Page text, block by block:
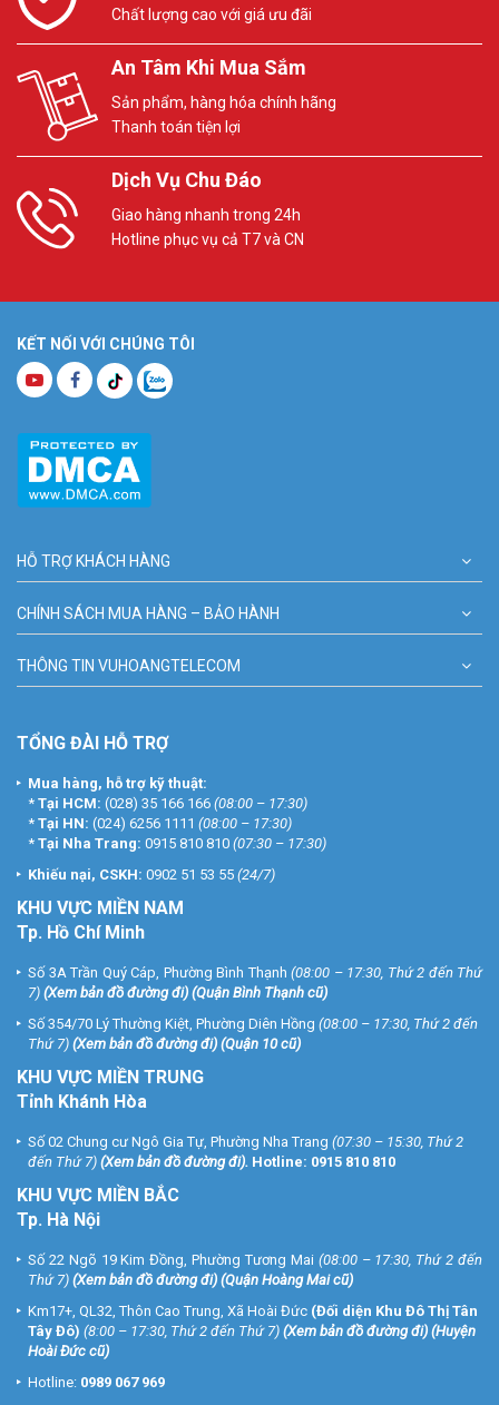
Chất lượng cao với giá ưu đãi
An Tâm Khi Mua Sắm
Sản phẩm, hàng hóa chính hãng
Thanh toán tiện lợi
Dịch Vụ Chu Đáo
Giao hàng nhanh trong 24h
Hotline phục vụ cả T7 và CN
KẾT NỐI VỚI CHÚNG TÔI
HỖ TRỢ KHÁCH HÀNG
CHÍNH SÁCH MUA HÀNG – BẢO HÀNH
THÔNG TIN VUHOANGTELECOM
TỔNG ĐÀI HỖ TRỢ
Mua hàng, hỗ trợ kỹ thuật:
* Tại HCM: (028) 35 166 166 (08:00 – 17:30)
* Tại HN: (024) 6256 1111 (08:00 – 17:30)
* Tại Nha Trang: 0915 810 810 (07:30 – 17:30)
Khiếu nại, CSKH: 0902 51 53 55 (24/7)
KHU VỰC MIỀN NAM
Tp. Hồ Chí Minh
Số 3A Trần Quý Cáp, Phường Bình Thạnh (08:00 – 17:30, Thứ 2 đến Thứ
7) (Xem bản đồ đường đi) (Quận Bình Thạnh cũ)
Số 354/70 Lý Thường Kiệt, Phường Diên Hồng (08:00 – 17:30, Thứ 2 đến
Thứ 7) (Xem bản đồ đường đi) (Quận 10 cũ)
KHU VỰC MIỀN TRUNG
Tỉnh Khánh Hòa
Số 02 Chung cư Ngô Gia Tự, Phường Nha Trang (07:30 – 15:30, Thứ 2
đến Thứ 7) (Xem bản đồ đường đi). Hotline: 0915 810 810
KHU VỰC MIỀN BẮC
Tp. Hà Nội
Số 22 Ngõ 19 Kim Đồng, Phường Tương Mai (08:00 – 17:30, Thứ 2 đến
Thứ 7) (Xem bản đồ đường đi) (Quận Hoàng Mai cũ)
Km17+, QL32, Thôn Cao Trung, Xã Hoài Đức (Đối diện Khu Đô Thị Tân
Tây Đô) (8:00 – 17:30, Thứ 2 đến Thứ 7) (Xem bản đồ đường đi) (Huyện
Hoài Đức cũ)
Hotline: 0989 067 969